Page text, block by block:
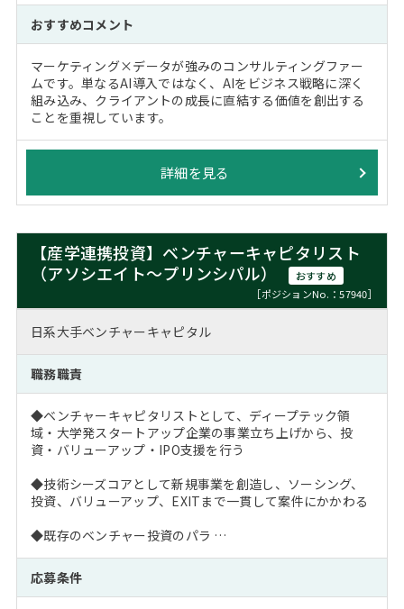
おすすめコメント
マーケティング×データが強みのコンサルティングファー
ムです。単なるAI導入ではなく、AIをビジネス戦略に深く
組み込み、クライアントの成長に直結する価値を創出する
ことを重視しています。
詳細を見る
【産学連携投資】ベンチャーキャピタリスト
（アソシエイト～プリンシパル）
おすすめ
［ポジションNo.：57940］
日系大手ベンチャーキャピタル
職務職責
◆ベンチャーキャピタリストとして、ディープテック領
域・大学発スタートアップ企業の事業立ち上げから、投
資・バリューアップ・IPO支援を行う
◆技術シーズコアとして新規事業を創造し、ソーシング、
投資、バリューアップ、EXITまで一貫して案件にかかわる
◆既存のベンチャー投資のパラ …
応募条件